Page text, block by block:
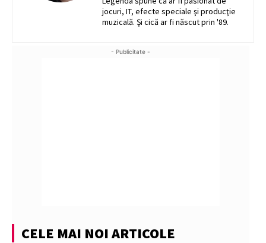
jocuri, IT, efecte speciale şi producţie
muzicală. Şi cică ar fi născut prin '89.
- Publicitate -
CELE MAI NOI ARTICOLE